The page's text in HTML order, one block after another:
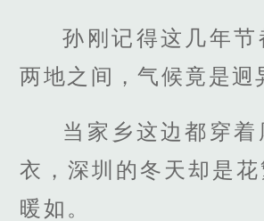
孙刚记得这几年节
两地之间，气候竟是迥
当家乡这边都穿着
衣，深圳的冬天却是
暖如。